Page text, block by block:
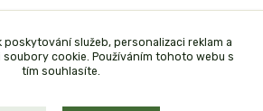
poskytování služeb, personalizaci reklam a
cookie. Používáním tohoto webu s
tím souhlasíte.